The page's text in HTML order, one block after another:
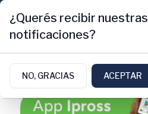
¿Querés recibir nuestras
notificaciones?
NO, GRACIAS ACEPTAR